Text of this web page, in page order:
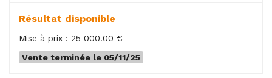
Résultat disponible
Mise à prix : 25 000.00 €
Vente terminée le 05/11/25